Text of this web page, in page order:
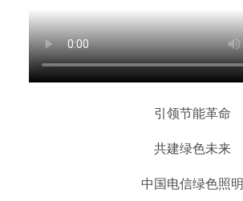
引领节能革命
共建绿色未来
中国电信绿色照明